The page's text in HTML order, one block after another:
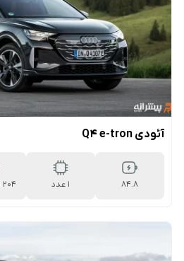
آئودی Q4 e-tron
۸۴.۸
1 عدد 204 اسب بخار